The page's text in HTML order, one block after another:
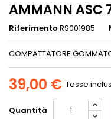
AMMANN ASC
Riferimento RS001985
COMPATTATORE
39,00 € Tasse
Quantità